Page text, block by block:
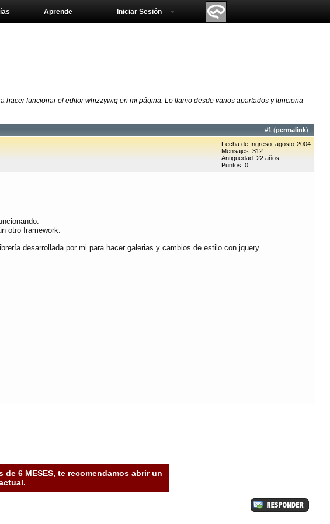
Aprende Iniciar Sesión
hacer funcionar el editor whizzywig en mi página. Lo llamo desde varios apartados y funciona
#1 (permalink)
Fecha de Ingreso: agosto-2004
Mensajes: 312
Antigüedad: 22 años
Puntos: 0
otro framework.
desarrollada por mi para hacer galerias y cambios de estilo con jquery
6 MESES, te recomendamos abrir un